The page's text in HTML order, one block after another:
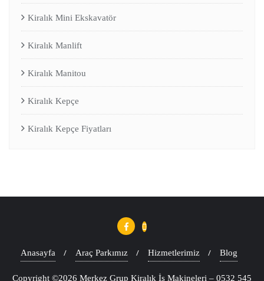
Kiralık Mini Ekskavatör
Kiralık Manlift
Kiralık Manitou
Kiralık Kepçe
Kiralık Kepçe Fiyatları
Anasayfa Araç Parkımız Hizmetlerimiz Blog
Copyright ©2026 Merkez Grup Kiralık İş Makineleri – 0532 545